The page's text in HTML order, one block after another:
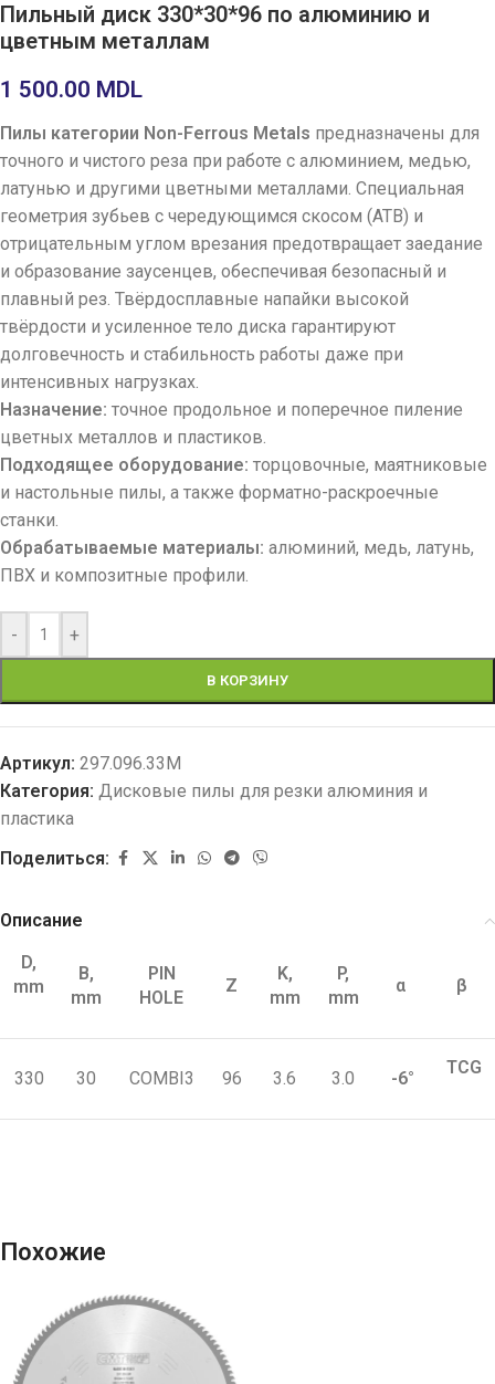
Пильный диск 330*30*96 по алюминию и
цветным металлам
1 500.00 MDL
Пилы категории Non-Ferrous Metals предназначены для
точного и чистого реза при работе с алюминием, медью,
латунью и другими цветными металлами. Специальная
геометрия зубьев с чередующимся скосом (ATB) и
отрицательным углом врезания предотвращает заедание
и образование заусенцев, обеспечивая безопасный и
плавный рез. Твёрдосплавные напайки высокой
твёрдости и усиленное тело диска гарантируют
долговечность и стабильность работы даже при
интенсивных нагрузках.
Назначение: точное продольное и поперечное пиление
цветных металлов и пластиков.
Подходящее оборудование: торцовочные, маятниковые
и настольные пилы, а также форматно-раскроечные
станки.
Обрабатываемые материалы: алюминий, медь, латунь,
ПВХ и композитные профили.
- +
В КОРЗИНУ
Артикул: 297.096.33M
Категория: Дисковые пилы для резки алюминия и
пластика
Поделиться:
Описание
D,
mm
B,
mm
PIN
HOLE
Z
K,
mm
P,
mm
α β
330 30 COMBI3 96 3.6 3.0 -6°
TCG
Похожие